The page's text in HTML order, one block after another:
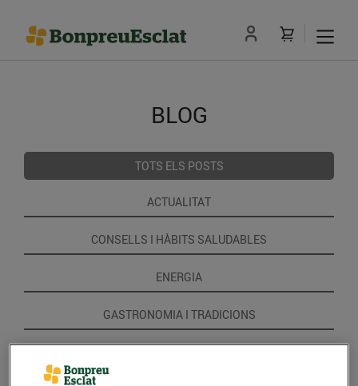
BLOG
TOTS ELS POSTS
ACTUALITAT
CONSELLS I HÀBITS SALUDABLES
ENERGIA
GASTRONOMIA I TRADICIONS